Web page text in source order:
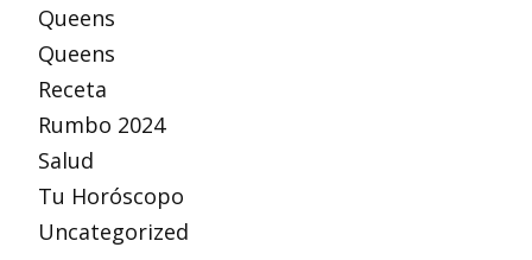
Queens
Queens
Receta
Rumbo 2024
Salud
Tu Horóscopo
Uncategorized